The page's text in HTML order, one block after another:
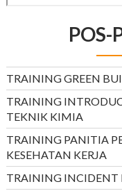
POS-
TRAINING GREEN
TRAINING
TEKNIK KIMIA
TRAINING PANITIA
KESEHATAN KERJA
TRAINING INCIDENT